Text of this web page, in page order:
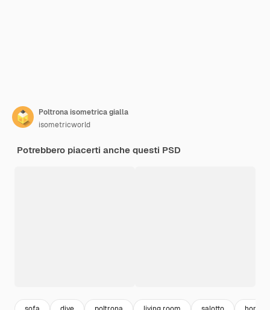
Poltrona isometrica gialla
isometricworld
Potrebbero piacerti anche questi PSD